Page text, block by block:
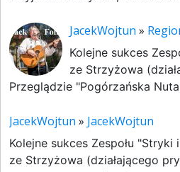
JacekWojtun »
Kolejne sukces
ze Strzyżowa
Przeglądzie "Pogórzańska
JacekWojtun » JacekWojtun
Kolejne sukces Zespołu "Stryki
ze Strzyżowa (działającego